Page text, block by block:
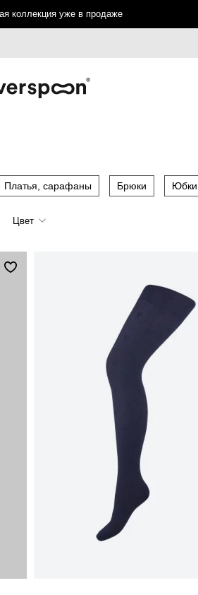
коллекция уже в продаже
Платья, сарафаны Брюки Юбки
Цвет